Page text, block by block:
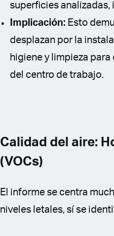
superficies analizadas,
Implicación: Esto
desplazan por la
higiene y limpieza
del centro de trabajo.
Calidad del aire:
(VOCs)
El informe se centra
niveles letales, sí se